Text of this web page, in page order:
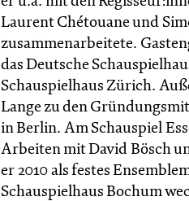
Laurent Chétouane und
zusammenarbeitete.
das Deutsche
Schauspielhaus Zürich.
Lange zu den
in Berlin. Am Schauspiel
Arbeiten mit David Bösch
er 2010 als festes
Schauspielhaus Bochum